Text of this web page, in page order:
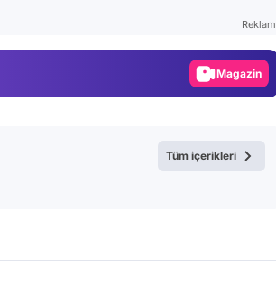
Reklam
Magazin
Tüm içerikleri